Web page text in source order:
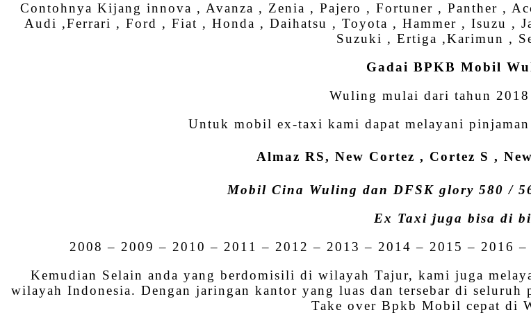
Contohnya Kijang innova , Avanza , Zenia , Pajero , Fortuner , Panther ,
Audi ,Ferrari , Ford , Fiat , Honda , Daihatsu , Toyota , Hammer , Isuzu ,
Suzuki , Ertiga ,Karimun ,
Gadai BPKB Mobil
Wuling mulai dari tahun 2018
Untuk mobil ex-taxi kami dapat melayani pinjaman
Almaz RS, New Cortez , Cortez S ,
Mobil Cina Wuling dan DFSK glory 580 /
Ex Taxi juga bisa di
2008 – 2009 – 2010 – 2011 – 2012 – 2013 – 2014 – 2015 – 2016
Kemudian Selain anda yang berdomisili di wilayah Tajur, kami juga
wilayah Indonesia. Dengan jaringan kantor yang luas dan tersebar di
Take over Bpkb Mobil cepat di